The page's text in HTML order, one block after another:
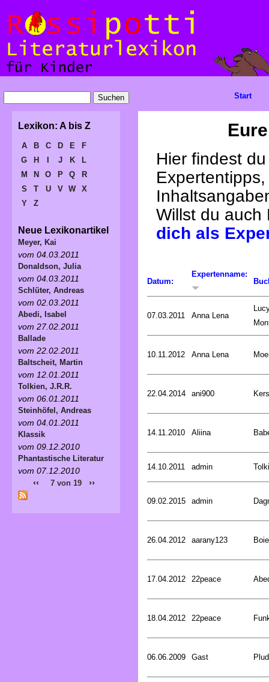
Hier findest
Willst du
dich als
Datum:
Expertenname:
07.03.2011 Anna Lena
10.11.2012 Anna Lena
22.04.2014 ani900
14.11.2010 Aliina
14.10.2011 admin
09.02.2015 admin
26.04.2012 aarany123
17.04.2012 22peace
18.04.2012 22peace
06.06.2009 Gast
Start
Lexikon: A bis Z
A B C D E
F
G
H J K
L
M
N O P Q
R
S
T U V W
X
Y
Z
Neue Lexikonartikel
Meyer, Kai
vom 04.03.2011
Donaldson, Julia
vom 04.03.2011
Schlüter, Andreas
vom 02.03.2011
Abedi, Isabel
vom 27.02.2011
Ballade
vom 22.02.2011
Baltscheit, Martin
vom 12.01.2011
Tolkien, J.R.R.
vom 06.01.2011
Steinhöfel, Andreas
vom 04.01.2011
Klassik
vom 09.12.2010
Phantastische Literatur
vom 07.12.2010
‹‹ 7 von 19 ››